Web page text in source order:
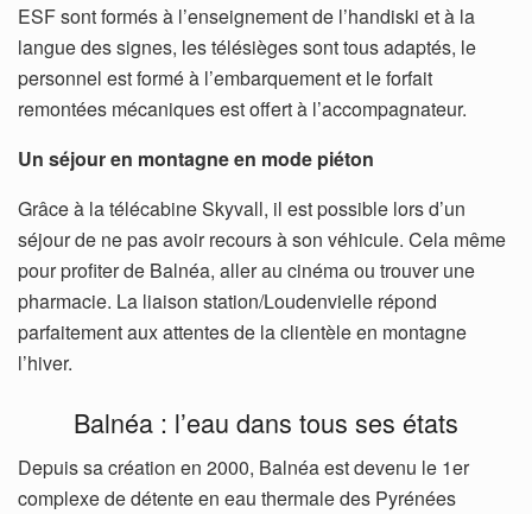
ESF sont formés à l’enseignement de l’handiski et à la
langue des signes, les télésièges sont tous adaptés, le
personnel est formé à l’embarquement et le forfait
remontées mécaniques est offert à l’accompagnateur.
Un séjour en montagne en mode piéton
Grâce à la télécabine Skyvall, il est possible lors d’un
séjour de ne pas avoir recours à son véhicule. Cela même
pour profiter de Balnéa, aller au cinéma ou trouver une
pharmacie. La liaison station/Loudenvielle répond
parfaitement aux attentes de la clientèle en montagne
l’hiver.
Balnéa : l’eau dans tous ses états
Depuis sa création en 2000, Balnéa est devenu le 1er
complexe de détente en eau thermale des Pyrénées